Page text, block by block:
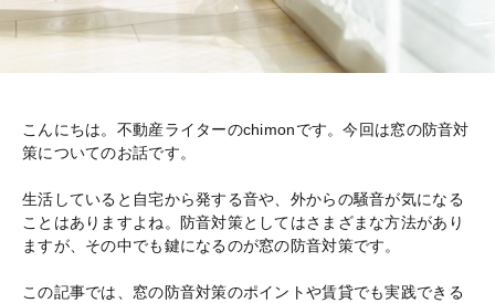
こんにちは。不動産ライターのchimonです。今回は窓の防音対
策についてのお話です。
生活していると自宅から発する音や、外からの騒音が気になる
ことはありますよね。防音対策としてはさまざまな方法があり
ますが、その中でも鍵になるのが窓の防音対策です。
この記事では、窓の防音対策のポイントや賃貸でも実践できる